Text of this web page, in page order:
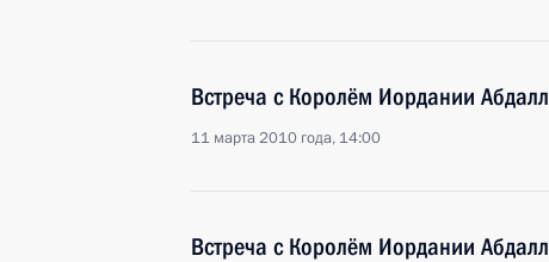
Встреча с Королём Иордании
11 марта 2010 года, 14:00
Встреча с Королём Иордании